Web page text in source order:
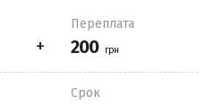
Переплата
Срок